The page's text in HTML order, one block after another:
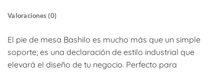
Valoraciones (0)
El pie de mesa Bashilo es mucho más que un simple
soporte; es una declaración de estilo industrial que
elevará el diseño de tu negocio. Perfecto para